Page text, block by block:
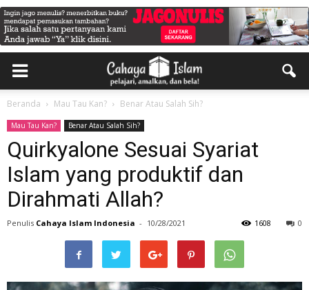
Beranda Mau Tau Kan? Benar Atau Salah Sih?
Mau Tau Kan? Benar Atau Salah Sih?
Quirkyalone Sesuai Syariat
Islam yang produktif dan
Dirahmati Allah?
Penulis Cahaya Islam Indonesia - 10/28/2021 0
1608